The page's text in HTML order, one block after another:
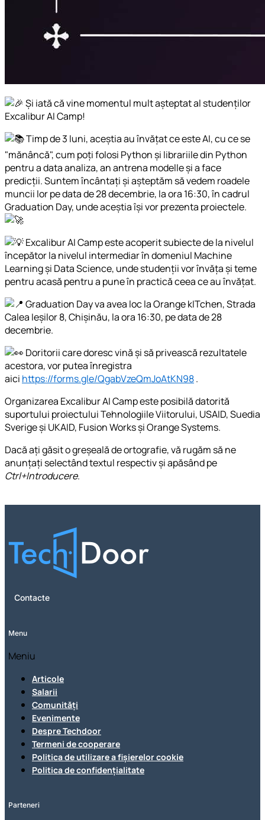
Și iată că vine momentul mult așteptat al studenților
Excalibur AI Camp!
Timp de 3 luni, aceștia au învățat ce este AI, cu ce se
"mănâncă", cum poți folosi Python și librariile din Python
pentru a data analiza, an antrena modelle și a face
predicții. Suntem încântați și așteptăm să vedem roadele
muncii lor pe data de 28 decembrie, la ora 16:30, în cadrul
Graduation Day, unde aceștia își vor prezenta proiectele.
Excalibur AI Camp este acoperit subiecte de la nivelul
începător la nivelul intermediar în domeniul Machine
Learning și Data Science, unde studenții vor învăța și teme
pentru acasă pentru a pune în practică ceea ce au învățat.
Graduation Day va avea loc la Orange kITchen, Strada
Calea Ieșilor 8, Chișinău, la ora 16:30, pe data de 28
decembrie.
Doritorii care doresc vină și să privească rezultatele
acestora, vor putea înregistra
aici https://forms.gle/QgabVzeQmJoAtKN98.
Organizarea Excalibur AI Camp este posibilă datorită
suportului proiectului Tehnologiile Viitorului, USAID, Suedia
Sverige și UKAID, Fusion Works și Orange Systems.
Dacă ați găsit o greșeală de ortografie, vă rugăm să ne
anunțați selectând textul respectiv și apăsând pe
Ctrl+Introducere.
Contacte
Menu
Meniu
Articole
Salarii
Comunități
Evenimente
Despre Techdoor
Termeni de cooperare
Politica de utilizare a fișierelor cookie
Politica de confidențialitate
Parteneri